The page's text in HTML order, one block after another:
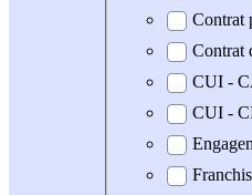
Contrat
Contrat
CUI -
CUI -